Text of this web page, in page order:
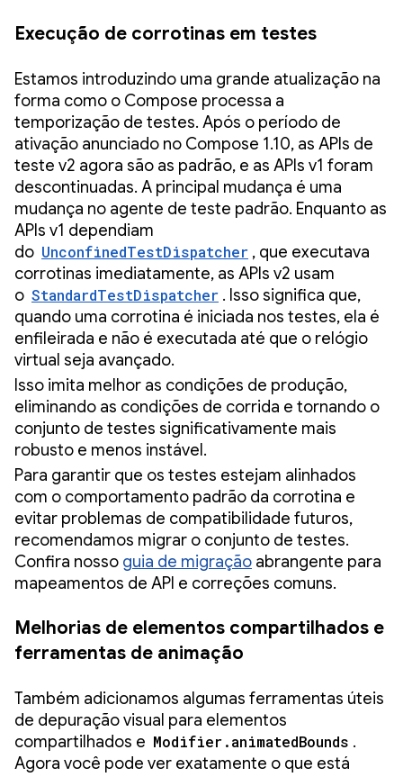
Execução de corrotinas em testes
Estamos introduzindo uma grande atualização na
forma como o Compose processa a
temporização de testes. Após o período de
ativação anunciado no Compose 1.10, as APIs de
teste v2 agora são as padrão, e as APIs v1 foram
descontinuadas. A principal mudança é uma
mudança no agente de teste padrão. Enquanto as
APIs v1 dependiam
do UnconfinedTestDispatcher , que executava
corrotinas imediatamente, as APIs v2 usam
o StandardTestDispatcher . Isso significa que,
quando uma corrotina é iniciada nos testes, ela é
enfileirada e não é executada até que o relógio
virtual seja avançado.
Isso imita melhor as condições de produção,
eliminando as condições de corrida e tornando o
conjunto de testes significativamente mais
robusto e menos instável.
Para garantir que os testes estejam alinhados
com o comportamento padrão da corrotina e
evitar problemas de compatibilidade futuros,
recomendamos migrar o conjunto de testes.
Confira nosso guia de migração abrangente para
mapeamentos de API e correções comuns.
Melhorias de elementos compartilhados e
ferramentas de animação
Também adicionamos algumas ferramentas úteis
de depuração visual para elementos
compartilhados e Modifier.animatedBounds .
Agora você pode ver exatamente o que está